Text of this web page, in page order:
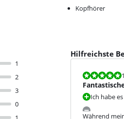
Kopfhörer
1
2
3
0
Hilfreichste
Bewertet mit 10
Ich habe
Während